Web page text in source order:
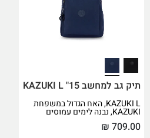
תיק גב למחשב 15" KAZUKI L
KAZUKI L, האח הגדול במשפחת
KAZUKI, נבנה לימים עמוסים
₪ 709.00